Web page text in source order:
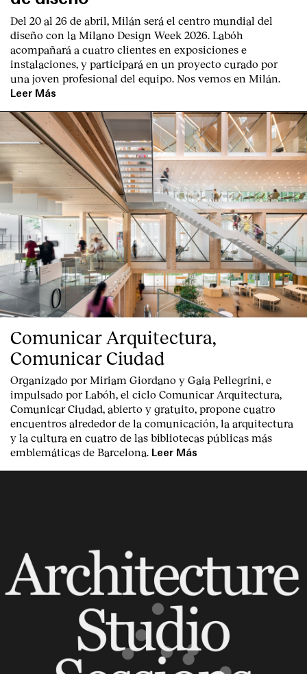
Index
Del 20 al 26 de abril, Milán será el centro mundial del
diseño con la Milano Design Week 2026. Labóh
acompañará a cuatro clientes en exposiciones e
instalaciones, y participará en un proyecto curado por
una joven profesional del equipo. Nos vemos en Milán.
Leer Más
Comunicar Arquitectura,
Comunicar Ciudad
Organizado por Miriam Giordano y Gaia Pellegrini, e
impulsado por Labóh, el ciclo Comunicar Arquitectura,
Comunicar Ciudad, abierto y gratuito, propone cuatro
encuentros alrededor de la comunicación, la arquitectura
y la cultura en cuatro de las bibliotecas públicas más
emblemáticas de Barcelona. Leer Más